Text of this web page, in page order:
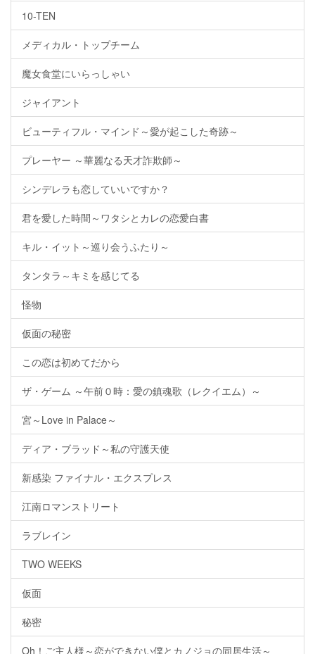
10-TEN
メディカル・トップチーム
魔女食堂にいらっしゃい
ジャイアント
ビューティフル・マインド～愛が起こした奇跡～
プレーヤー ～華麗なる天才詐欺師～
シンデレラも恋していいですか？
君を愛した時間～ワタシとカレの恋愛白書
キル・イット～巡り会うふたり～
タンタラ～キミを感じてる
怪物
仮面の秘密
この恋は初めてだから
ザ・ゲーム ～午前０時：愛の鎮魂歌（レクイエム）～
宮～Love in Palace～
ディア・ブラッド～私の守護天使
新感染 ファイナル・エクスプレス
江南ロマンストリート
ラブレイン
TWO WEEKS
仮面
秘密
Oh！ご主人様～恋ができない僕とカノジョの同居生活～